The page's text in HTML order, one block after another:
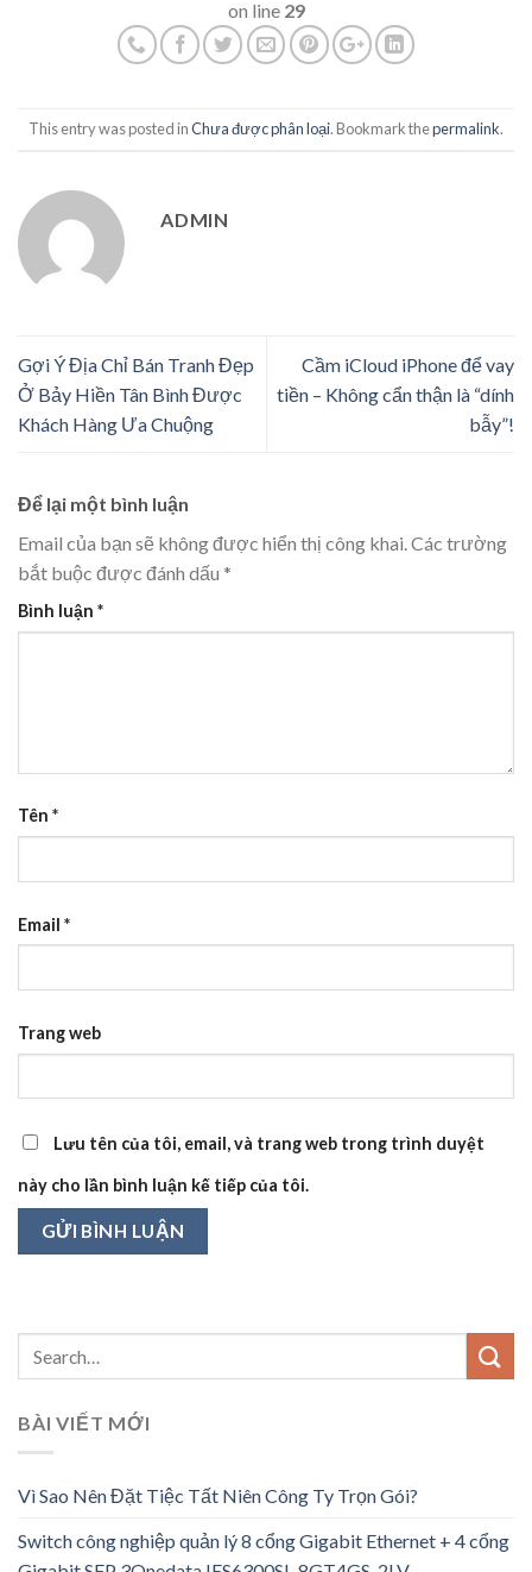
on line 29
This entry was posted inChưa được phân loại. Bookmark thepermalink.
ADMIN
Gợi Ý Địa Chỉ Bán Tranh Đẹp
Ở Bảy Hiền Tân Bình Được
Khách Hàng Ưa Chuộng
Cầm iCloud iPhone để vay
tiền – Không cẩn thận là “dính
bẫy”!
Để lại một bình luận
Email của bạn sẽ không được hiển thị công khai.Các trường
bắt buộc được đánh dấu *
Bình luận *
Tên *
Email *
Trang web
Lưu tên của tôi, email, và trang web trong trình duyệt
này cho lần bình luận kế tiếp của tôi.
BÀI VIẾT MỚI
Vì Sao Nên Đặt Tiệc Tất Niên Công Ty Trọn Gói?
Switch công nghiệp quản lý 8 cổng Gigabit Ethernet + 4 cổng